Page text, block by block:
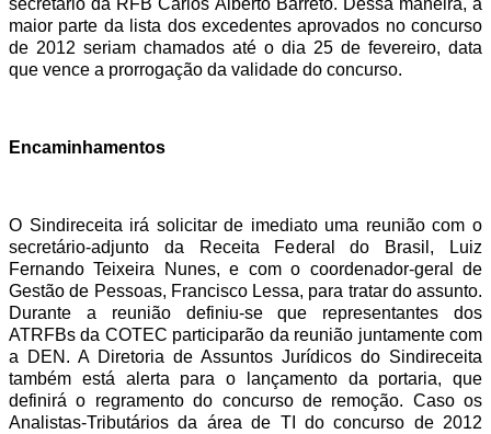
secretário da RFB Carlos Alberto Barreto. Dessa maneira, a
maior parte da lista dos excedentes aprovados no concurso
de 2012 seriam chamados até o dia 25 de fevereiro, data
que vence a prorrogação da validade do concurso.
Encaminhamentos
O Sindireceita irá solicitar de imediato uma reunião com o
secretário-adjunto da Receita Federal do Brasil, Luiz
Fernando Teixeira Nunes, e com o coordenador-geral de
Gestão de Pessoas, Francisco Lessa, para tratar do assunto.
Durante a reunião definiu-se que representantes dos
ATRFBs da COTEC participarão da reunião juntamente com
a DEN. A Diretoria de Assuntos Jurídicos do Sindireceita
também está alerta para o lançamento da portaria, que
definiráo regramento do concurso de remoção. Caso os
Analistas-Tributários da área de TI do concurso de 2012